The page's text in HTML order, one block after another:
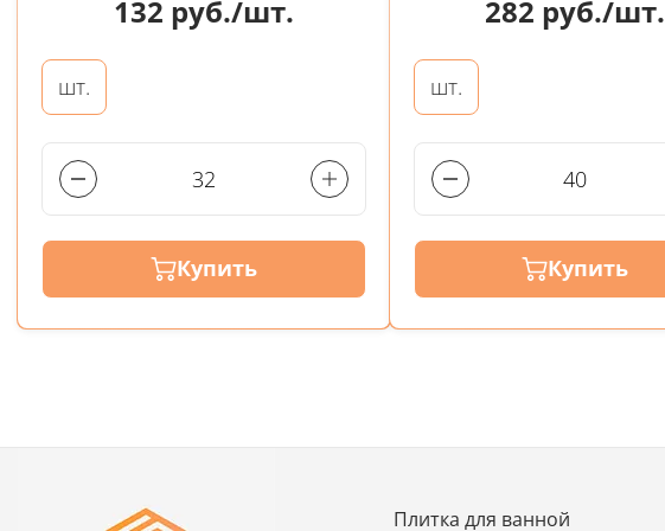
132 руб./шт.
шт.
Купить
282 руб./шт.
шт.
Купить
Плитка для ванной